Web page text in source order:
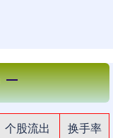
个股流出
换手率